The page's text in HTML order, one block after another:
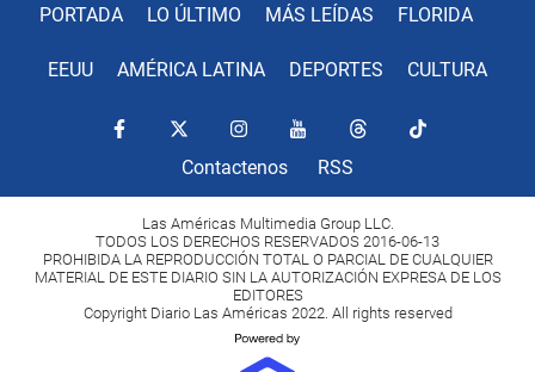
PORTADA LO ÚLTIMO MÁS LEÍDAS FLORIDA
EEUU AMÉRICA LATINA DEPORTES CULTURA
Contactenos RSS
Las Américas Multimedia Group LLC.
TODOS LOS DERECHOS RESERVADOS 2016-06-13
PROHIBIDA LA REPRODUCCIÓN TOTAL O PARCIAL DE CUALQUIER
MATERIAL DE ESTE DIARIO SIN LA AUTORIZACIÓN EXPRESA DE LOS
EDITORES
Copyright Diario Las Américas 2022. All rights reserved